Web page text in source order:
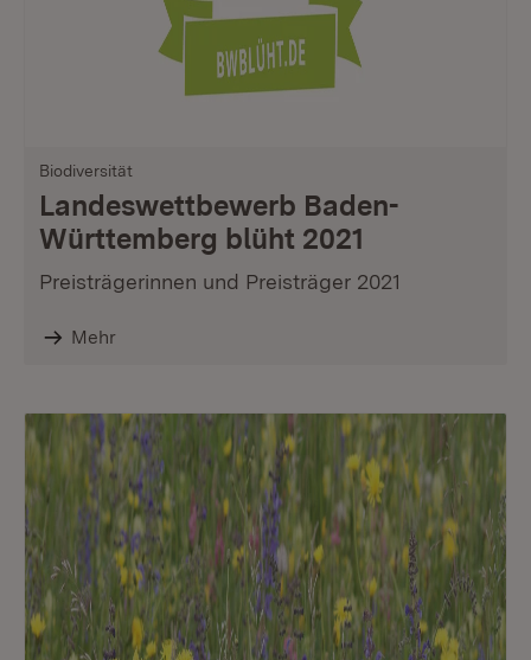
Biodiversität
Landeswettbewerb Baden-
Württemberg blüht 2021
Preisträgerinnen und Preisträger 2021
Mehr